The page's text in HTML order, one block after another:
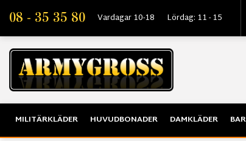
08 - 35 35 80 Vardagar 10-18 Lördag: 11 - 15
MILITÄRKLÄDER
HUVUDBONADER DAMKLÄDER